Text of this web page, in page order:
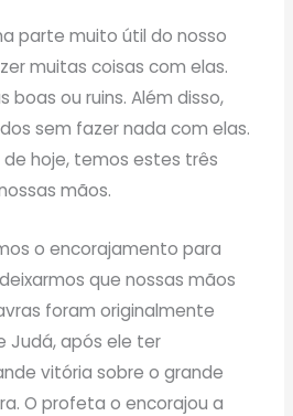
parte muito útil do nosso
muitas coisas com elas.
boas ou ruins. Além disso,
sem fazer nada com elas.
de hoje, temos estes três
mãos.
o encorajamento para
que nossas mãos
foram originalmente
Judá, após ele ter
vitória sobre o grande
O profeta o encorajou a